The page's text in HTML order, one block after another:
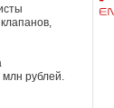
рублей.